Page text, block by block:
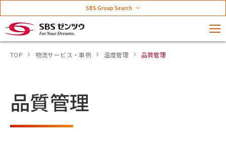
SBS Group Search
TOP 物流サービス・事例 温度管理 品質管理
品質管理